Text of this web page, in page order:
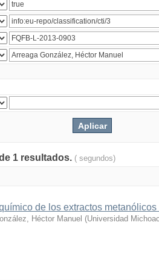
1 resultados. ( segundos)
de los extractos
Héctor Manuel (Universidad